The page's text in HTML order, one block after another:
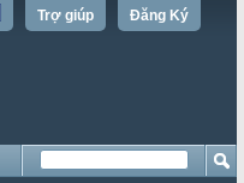
Đăng Ký
Trợ giúp